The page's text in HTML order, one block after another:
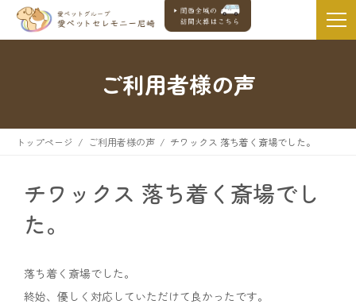
ご利用者様の声
トップページ ご利用者様の声 チワックス 落ち着く斎場でした。
チワックス 落ち着く斎場でし
た。
落ち着く斎場でした。
終始、優しく対応していただけて良かったです。